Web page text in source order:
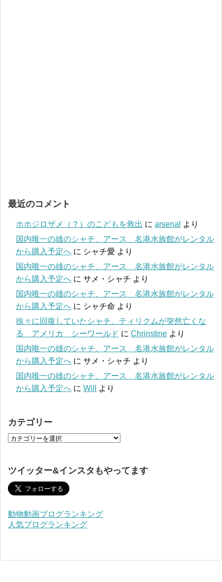
最近のコメント
ホホジロザメ（？）のこどもを救出 に arsenal
より
国内唯一の雄のシャチ、アース 名港水族館がレンタル
から購入予定へ に シャチ愛 より
国内唯一の雄のシャチ、アース 名港水族館がレンタル
から購入予定へ に サメ・シャチ より
国内唯一の雄のシャチ、アース 名港水族館がレンタル
から購入予定へ に シャチ命 より
徐々に回復していたシャチ、ティリクムが突然亡くな
る アメリカ シーワールド に Chrinstine より
国内唯一の雄のシャチ、アース 名港水族館がレンタル
から購入予定へ に サメ・シャチ より
国内唯一の雄のシャチ、アース 名港水族館がレンタル
から購入予定へ に Will より
カテゴリー
ツイッター&インスタもやってます
動物動画ブログランキング
人気ブログランキング